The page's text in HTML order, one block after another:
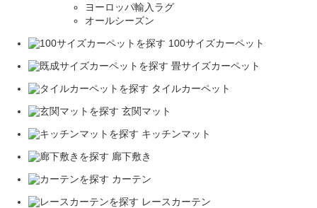
ヨーロッパ輸入ラグ
オールシーズン
100サイズカーペット
畳サイズカーペット
タイルカーペット
玄関マット
キッチンマット
廊下敷き
カーテン
レースカーテン